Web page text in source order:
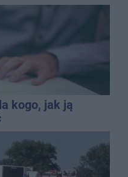
kogo, jak ją